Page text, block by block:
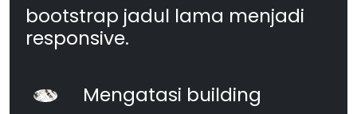
bootstrap jadul lama menjadi
responsive.
Mengatasi building